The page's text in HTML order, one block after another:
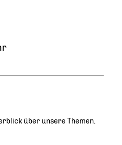
über unsere Themen.